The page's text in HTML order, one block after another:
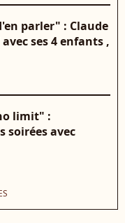
parler" : Claude
ses 4 enfants ,
limit" :
soirées avec